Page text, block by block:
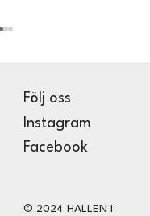
Facebook
Instagram
Följ oss
© 2024 HALLEN I